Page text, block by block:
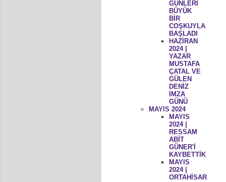
GÜNLERİ
BÜYÜK
BİR
COŞKUYLA
BAŞLADI
HAZİRAN
2024 |
YAZAR
MUSTAFA
ÇATAL VE
GÜLEN
DENİZ
İMZA
GÜNÜ
MAYIS 2024
MAYIS
2024 |
RESSAM
ABİT
GÜNER'İ
KAYBETTİK
MAYIS
2024 |
ORTAHİSAR